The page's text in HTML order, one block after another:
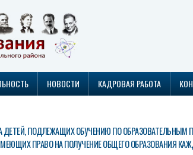
НОВОСТИ КАДРОВАЯ РАБОТА
ДЕТЕЙ, ПОДЛЕЖАЩИХ ОБУЧЕНИЮ ПО
ПРАВО НА ПОЛУЧЕНИЕ ОБЩЕГО ОБРАЗОВАНИЯ